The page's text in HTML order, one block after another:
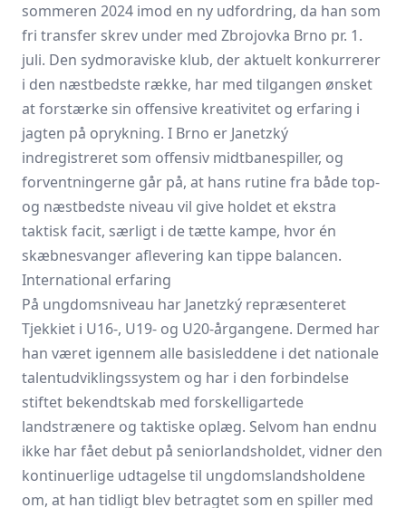
sommeren 2024 imod en ny udfordring, da han som
fri transfer skrev under med Zbrojovka Brno pr. 1.
juli. Den sydmoraviske klub, der aktuelt konkurrerer
i den næstbedste række, har med tilgangen ønsket
at forstærke sin offensive kreativitet og erfaring i
jagten på oprykning. I Brno er Janetzký
indregistreret som offensiv midtbanespiller, og
forventningerne går på, at hans rutine fra både top-
og næstbedste niveau vil give holdet et ekstra
taktisk facit, særligt i de tætte kampe, hvor én
skæbnesvanger aflevering kan tippe balancen.
International erfaring
På ungdomsniveau har Janetzký repræsenteret
Tjekkiet i U16-, U19- og U20-årgangene. Dermed har
han været igennem alle basisleddene i det nationale
talentudviklingssystem og har i den forbindelse
stiftet bekendtskab med forskelligartede
landstrænere og taktiske oplæg. Selvom han endnu
ikke har fået debut på seniorlandsholdet, vidner den
kontinuerlige udtagelse til ungdomslandsholdene
om, at han tidligt blev betragtet som en spiller med